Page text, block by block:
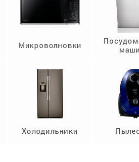
Микроволновки
Холодильники